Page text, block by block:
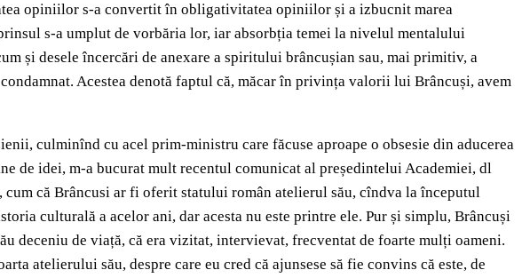
opiniilor s-a convertit în obligativitatea opiniilor și a izbucnit marea
s-a umplut de vorbăria lor, iar absorbția temei la nivelul mentalului
și desele încercări de anexare a spiritului brâncușian sau, mai primitiv, a
Acestea denotă faptul că, măcar în privința valorii lui Brâncuși, avem
culminînd cu acel prim-ministru care făcuse aproape o obsesie din aducerea
de idei, m-a bucurat mult recentul comunicat al președintelui Academiei, dl
că Brâncusi ar fi oferit statului român atelierul său, cîndva la începutul
culturală a acelor ani, dar acesta nu este printre ele. Pur și simplu, Brâncuși
deceniu de viață, că era vizitat, intervievat, frecventat de foarte mulți oameni.
atelierului său, despre care eu cred că ajunsese să fie convins că este, de